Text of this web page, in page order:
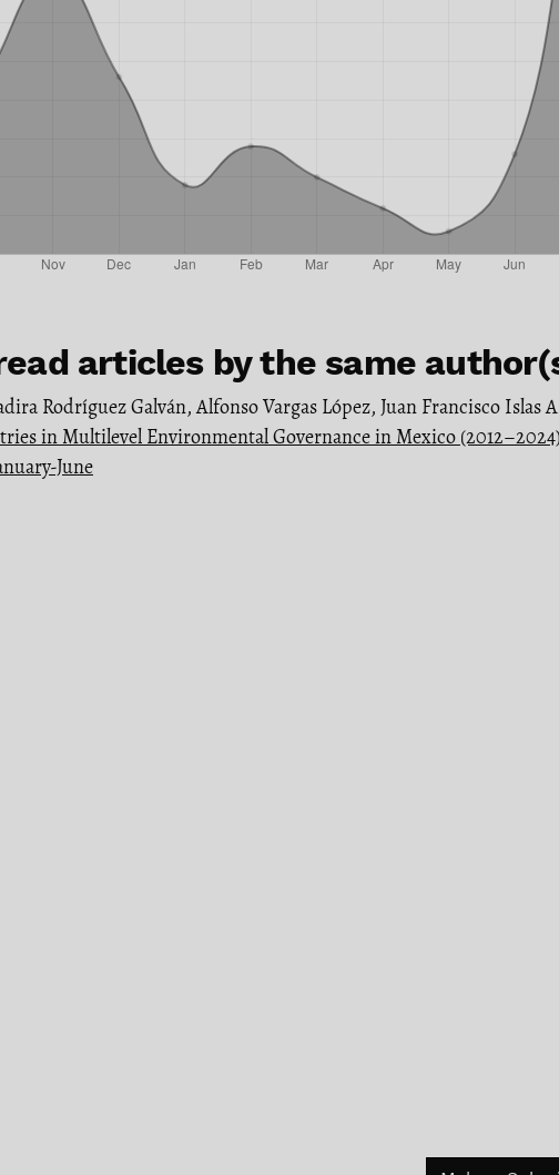
articles by the same
Rodríguez Galván, Alfonso Vargas López, Juan Francisco Islas
in Multilevel Environmental Governance in Mexico (2012–2024)
June